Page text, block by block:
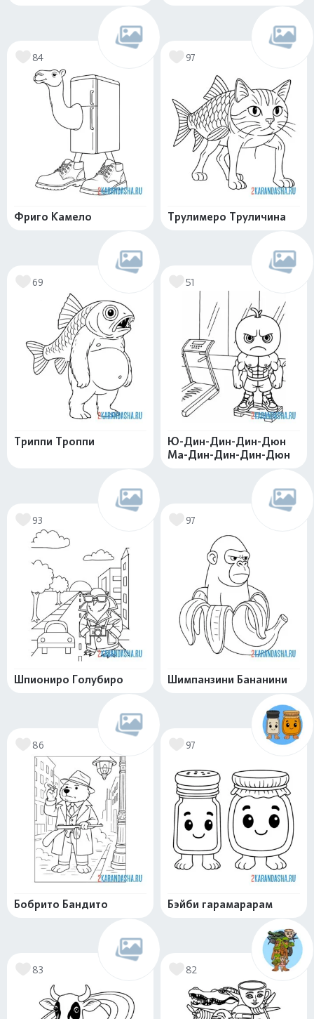
84
Фриго Камело
97
Трулимеро Труличина
69
Триппи Троппи
51
Ю-Дин-Дин-Дин-Дюн
Ма-Дин-Дин-Дин-Дюн
93
Шпиониро Голубиро
97
Шимпанзини Бананини
86
Бобрито Бандито
97
Бэйби гарамарарам
83 82